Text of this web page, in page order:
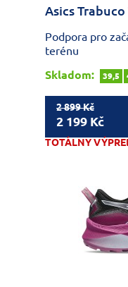
Asics Trabuco
Podpora pro
terénu
Skladom:
39,5
2 899 Kč
2 199 Kč
TOTÁLNY